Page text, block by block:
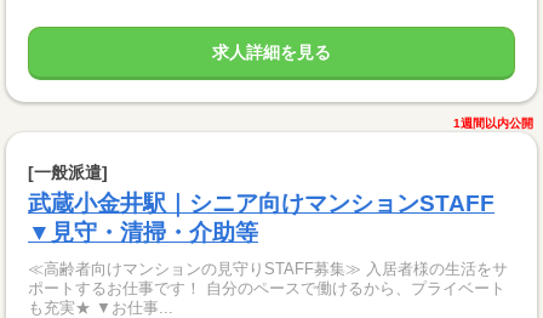
求人詳細を見る
1週間以内公開
[一般派遣]
武蔵小金井駅｜シニア向けマンションSTAFF
▼見守・清掃・介助等
≪高齢者向けマンションの見守りSTAFF募集≫ 入居者様の生活をサ
ポートするお仕事です！ 自分のペースで働けるから、プライベート
も充実★ ▼お仕事...